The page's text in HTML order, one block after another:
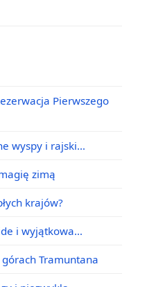
Pierwszego
wyspy i rajski…
zimą
krajów?
i wyjątkowa…
Tramuntana